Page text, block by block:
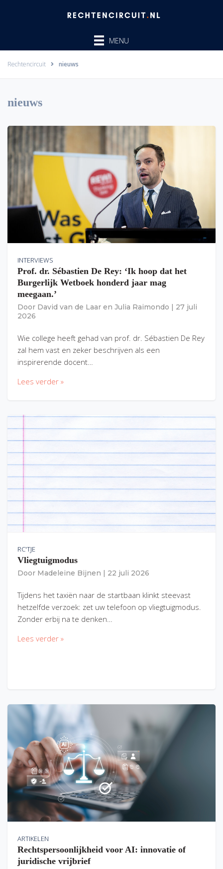
MENU
Rechtencircuit nieuws
nieuws
INTERVIEWS
Prof. dr. Sébastien De Rey: ‘Ik hoop dat het
Burgerlijk Wetboek honderd jaar mag
meegaan.’
Door David van de Laar en Julia Raimondo
27 juli
2026
Wie college heeft gehad van prof. dr. Sébastien De Rey
zal hem vast en zeker beschrijven als een
inspirerende docent…
Lees verder »
RC'TJE
Vliegtuigmodus
Door Madeleine Bijnen 22 juli 2026
Tijdens het taxiën naar de startbaan klinkt steevast
hetzelfde verzoek: zet uw telefoon op vliegtuigmodus.
Zonder erbij na te denken…
Lees verder »
ARTIKELEN
Rechtspersoonlijkheid voor AI: innovatie of
juridische vrijbrief